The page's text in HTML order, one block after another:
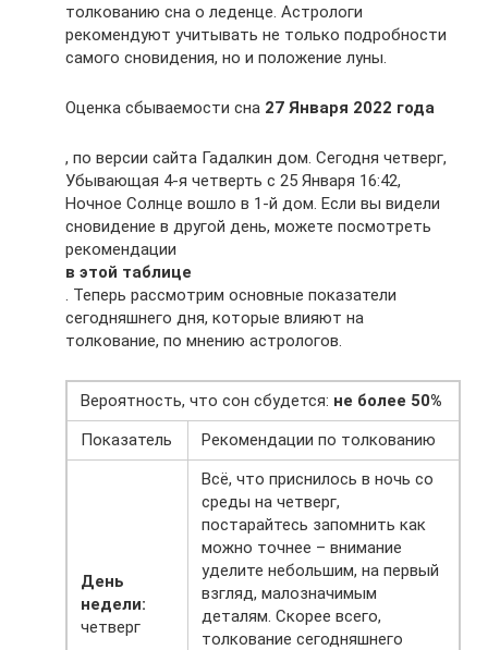
толкованию сна о леденце. Астрологи
рекомендуют учитывать не только подробности
самого сновидения, но и положение луны.
Оценка сбываемости сна 27 Января 2022 года
, по версии сайта Гадалкин дом. Сегодня четверг,
Убывающая 4-я четверть с 25 Января 16:42,
Ночное Солнце вошло в 1-й дом. Если вы видели
сновидение в другой день, можете посмотреть
рекомендации
в этой таблице
. Теперь рассмотрим основные показатели
сегодняшнего дня, которые влияют на
толкование, по мнению астрологов.
Вероятность, что сон сбудется: не более 50%
Показатель
Рекомендации по толкованию
День
недели:
четверг
Всё, что приснилось в ночь со
среды на четверг,
постарайтесь запомнить как
можно точнее – внимание
уделите небольшим, на первый
взгляд, малозначимым
деталям. Скорее всего,
толкование сегодняшнего